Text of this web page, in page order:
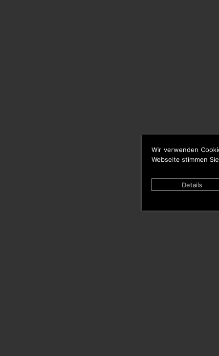
Wir verwenden
Webseite stimmen
Details